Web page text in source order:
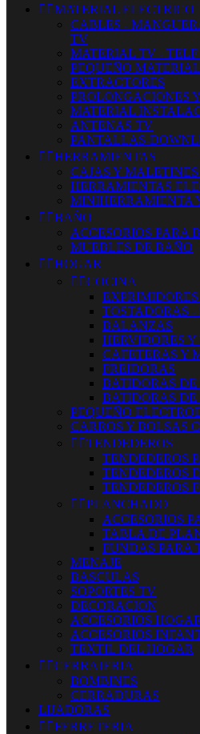
 MATERIAL ELECTRICO
CABLES -
TV
MATERIAL TV -
PEQUEÑO
EXTRACTORES
PROLONGACIONES
MATERIAL
ANTENAS TV
PANTALLAS-
 HERRAMIENTAS
CAJAS Y
HERRAMIENTAS
MINIHERRAMIENTA
 BAÑO
ACCESORIOS PARA
MUEBLES DE BAÑO
 HOGAR
 COCINA
TOSTADORAS
BALANZAS
HERVIDORES Y
CAFETERAS Y
FREIDORAS
BATIDORAS
BATIDORAS DE
PEQUEÑO
CARROS Y BOLSAS
 TENDEDEROS
TENDEDEROS
TENDEDEROS
TENDEDEROS
 PLANCHADO
ACCESORIOS
TABLA DE
FUNDAS PARA
MENAJE
BASCULAS
SOPORTES TV
DECORACION
ACCESORIOS HOGAR
ACCESORIOS
TEXTIL DEL HOGAR
 CERRAJERIA
BOMBINES
CERRADURAS
LIJADORAS
 FERRETERIA